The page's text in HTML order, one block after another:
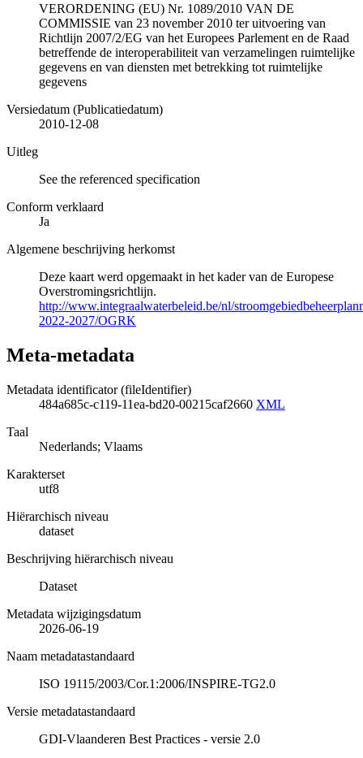
VERORDENING (EU) Nr. 1089/2010 VAN DE
COMMISSIE van 23 november 2010 ter uitvoering van
Richtlijn 2007/2/EG van het Europees Parlement en de Raad
betreffende de interoperabiliteit van verzamelingen ruimtelijke
gegevens en van diensten met betrekking tot ruimtelijke
gegevens
Versiedatum (Publicatiedatum)
2010-12-08
Uitleg
See the referenced specification
Conform verklaard
Ja
Algemene beschrijving herkomst
Deze kaart werd opgemaakt in het kader van de Europese
Overstromingsrichtlijn.
http://www.integraalwaterbeleid.be/nl/
2022-2027/OGRK
Meta-metadata
Metadata identificator (fileIdentifier)
484a685c-c119-11ea-bd20-00215caf2660 XML
Taal
Nederlands; Vlaams
Karakterset
utf8
Hiërarchisch niveau
dataset
Beschrijving hiërarchisch niveau
Dataset
Metadata wijzigingsdatum
2026-06-19
Naam metadatastandaard
ISO 19115/2003/Cor.1:2006/INSPIRE-TG2.0
Versie metadatastandaard
GDI-Vlaanderen Best Practices - versie 2.0